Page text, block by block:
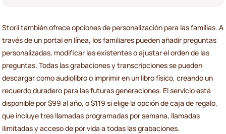
Storii también ofrece opciones de personalización para las familias. A
través de un portal en línea, los familiares pueden añadir preguntas
personalizadas, modificar las existentes o ajustar el orden de las
preguntas. Todas las grabaciones y transcripciones se pueden
descargar como audiolibro o imprimir en un libro físico, creando un
recuerdo duradero para las futuras generaciones. El servicio está
disponible por $99 al año, o $119 si elige la opción de caja de regalo,
que incluye tres llamadas programadas por semana, llamadas
ilimitadas y acceso de por vida a todas las grabaciones.